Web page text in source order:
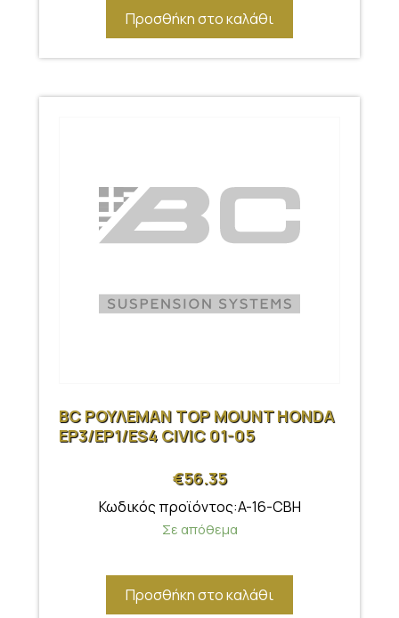
Προσθήκη στο καλάθι
BC ΡΟΥΛΕΜΑΝ TOP MOUNT HONDA
EP3/EP1/ES4 CIVIC 01-05
€56.35
Κωδικός προϊόντος:A-16-CBH
Σε απόθεμα
Προσθήκη στο καλάθι